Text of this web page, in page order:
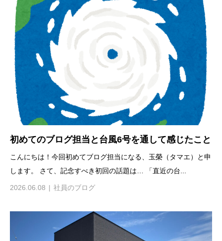
初めてのブログ担当と台風6号を通して感じたこと
こんにちは！今回初めてブログ担当になる、玉榮（タマエ）と申
します。 さて、記念すべき初回の話題は… 「直近の台...
2026.06.08 社員のブログ